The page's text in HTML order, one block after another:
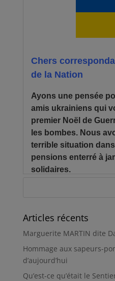
Articles récents
Marguerite MARTIN dite
Hommage aux sapeurs-
d’aujourd’hui
Qu’est-ce qu’était le